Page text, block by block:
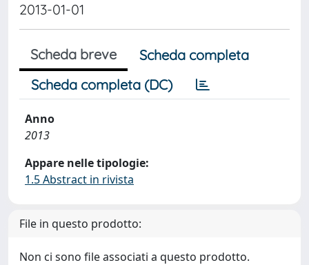
2013-01-01
Scheda breve
Scheda completa
Scheda completa (DC)
Anno
2013
Appare nelle tipologie:
1.5 Abstract in rivista
File in questo prodotto:
Non ci sono file associati a questo prodotto.